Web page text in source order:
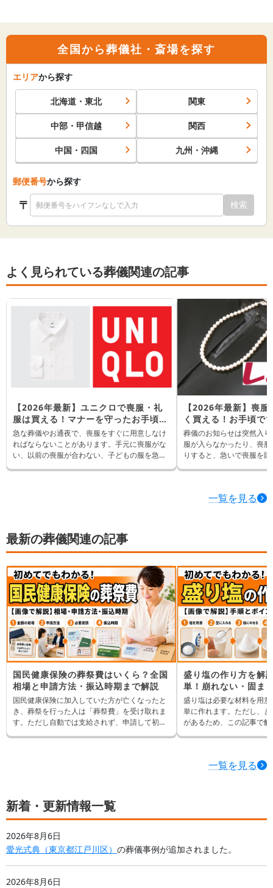
全国から葬儀社・斎場を探す
エリアから探す
北海道・東北 関東
中部・甲信越 関西
中国・四国 九州・沖縄
郵便番号から探す
〒 検索
よく見られている葬儀関連の記事
【2026年最新】ユニクロで喪服・礼
服は買える！マナーを守ったお手頃な
略喪服を紹介
急な葬儀やお通夜で、喪服をすぐに用意しなけ
ればならないことがあります。手元に喪服がな
い、以前の喪服が合わない、子どもの服を急い
られます。 ただし、ユニクロの服は喪服専用で
はないため、「葬儀で着てもマナー違反になら
ないか」は気になるところです。 この記事で
は、ユニクロで喪服代わりに使えるアイテム
や、略喪服として失礼に見えにくい選び方を解
説します。あわせて、葬儀の口コミが実施した
喪服マナーに関するアンケート結果も紹介しま
す。
【2026年最新】喪
く買える！お手頃で
イテムを紹介【靴・
葬儀のお知らせは突然入
服が入らなかったり、喪
りすると、急いで喪服を
さなど、葬儀に使いやす
しまむらで買える喪服・
にふさわしく見える選び
一覧を見る
最新の葬儀関連の記事
国民健康保険の葬祭費はいくら？全国
相場と申請方法・振込時期まで解説
国民健康保険に加入していた方が亡くなったと
き、葬祭を行った人は「葬祭費」を受け取れま
す。ただし自動では支給されず、申請して初め
盛り塩の作り方を解
単！崩れない・固ま
介
盛り塩は必要な材料を用
単に作れます。ただし、
があるため、この記事で
一覧を見る
新着・更新情報一覧
2026年8月6日
愛光式典 （東京都江戸川区） の葬儀事例が追加されました。
2026年8月6日